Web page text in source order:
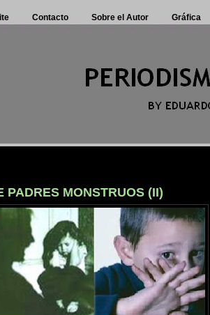
Contacto Sobre el Autor Gráfica
PADRES MONSTRUOS (II)